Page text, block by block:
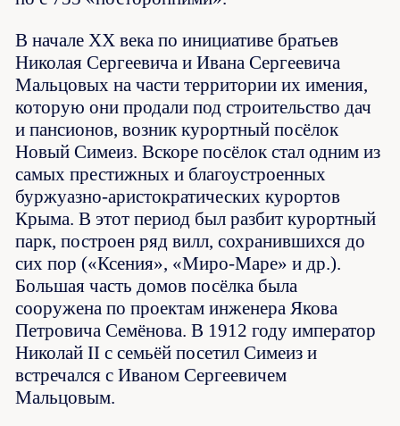
В начале XX века по инициативе братьев
Николая Сергеевича и Ивана Сергеевича
Мальцовых на части территории их имения,
которую они продали под строительство дач
и пансионов, возник курортный посёлок
Новый Симеиз. Вскоре посёлок стал одним из
самых престижных и благоустроенных
буржуазно-аристократических курортов
Крыма. В этот период был разбит курортный
парк, построен ряд вилл, сохранившихся до
сих пор («Ксения», «Миро-Маре» и др.).
Большая часть домов посёлка была
сооружена по проектам инженера Якова
Петровича Семёнова. В 1912 году император
Николай II с семьёй посетил Симеиз и
встречался с Иваном Сергеевичем
Мальцовым.